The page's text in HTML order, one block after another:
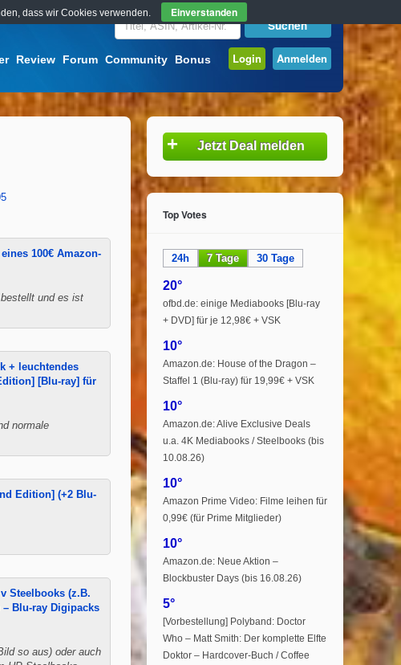
Review Forum Community Bonus Login Anmelden
100€ Amazon-
und es ist
+ leuchtendes
[Blu-ray] für
normale
Edition] (+2 Blu-
Steelbooks (z.B.
Blu-ray Digipacks
so aus) oder auch
+ Jetzt Deal melden
Top Votes
24h 7 Tage 30 Tage
20°
ofbd.de: einige Mediabooks [Blu-ray
+ DVD] für je 12,98€ + VSK
10°
Amazon.de: House of the Dragon –
Staffel 1 (Blu-ray) für 19,99€ + VSK
10°
Amazon.de: Alive Exclusive Deals
u.a. 4K Mediabooks / Steelbooks (bis
10.08.26)
10°
Amazon Prime Video: Filme leihen für
0,99€ (für Prime Mitglieder)
10°
Amazon.de: Neue Aktion –
Blockbuster Days (bis 16.08.26)
5°
[Vorbestellung] Polyband: Doctor
Who – Matt Smith: Der komplette Elfte
Doktor – Hardcover-Buch / Coffee
dass wir Cookies verwenden. Einverstanden